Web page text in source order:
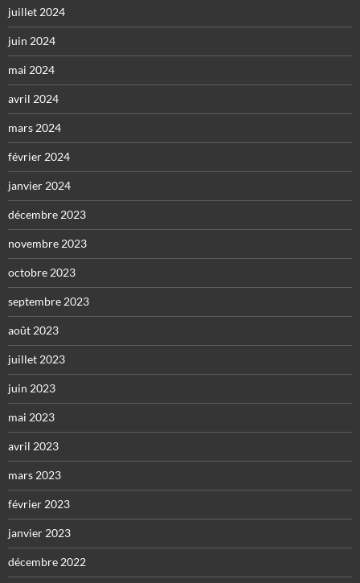
juillet 2024
juin 2024
mai 2024
avril 2024
mars 2024
février 2024
janvier 2024
décembre 2023
novembre 2023
octobre 2023
septembre 2023
août 2023
juillet 2023
juin 2023
mai 2023
avril 2023
mars 2023
février 2023
janvier 2023
décembre 2022